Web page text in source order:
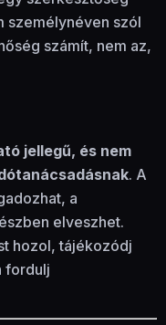
személynéven szól
számít, nem az,
jellegű, és nem
. A
a
elveszhet.
hozol, tájékozódj
fordulj